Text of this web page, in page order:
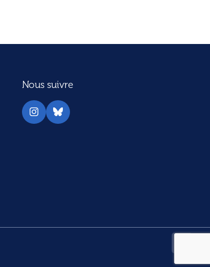
Nous suivre
Instagram
Bluesky